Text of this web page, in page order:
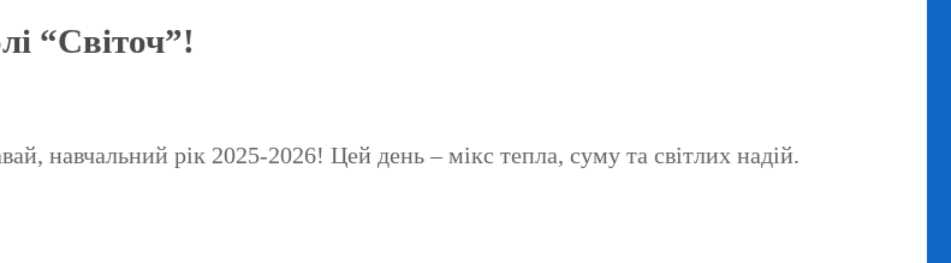
“Світоч”!
навчальний рік 2025-2026! Цей день – мікс тепла, суму та світлих надій.